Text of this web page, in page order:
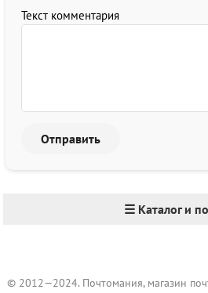
Текст комментария
☰ Каталог и
© 2012—2024. Почтомания, магазин